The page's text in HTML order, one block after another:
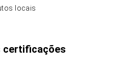
locais
certificações